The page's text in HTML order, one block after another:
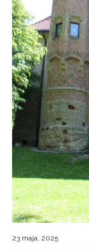
23 maja, 2025